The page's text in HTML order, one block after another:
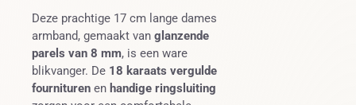
Deze prachtige 17 cm lange dames
armband, gemaakt van glanzende
parels van 8 mm, is een ware
blikvanger. De 18 karaats vergulde
fournituren en handige ringsluiting